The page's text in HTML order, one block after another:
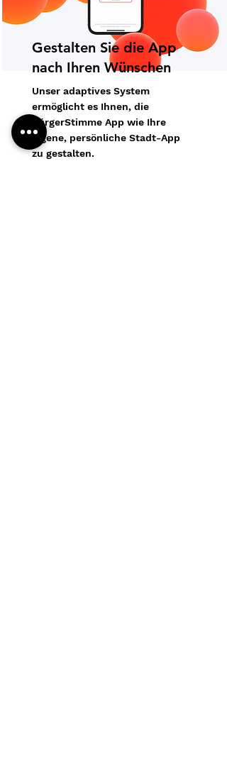
Gestalten Sie die App
nach Ihren Wünschen
Unser adaptives System
ermöglicht es Ihnen, die
BürgerStimme App wie Ihre
eigene, persönliche Stadt-App
zu gestalten.